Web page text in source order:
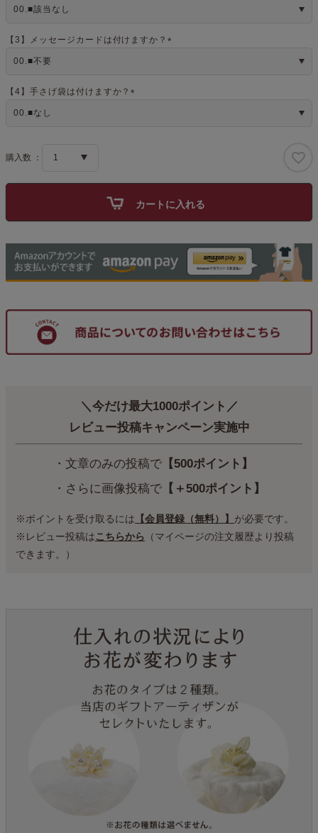
)
【3】メッセージカードは付けますか？
【4】手さげ袋は付けますか？
カートに入れる
＼今だけ最大1000ポイント／
レビュー投稿キャンペーン実施中
・文章のみの投稿で【500ポイント】
・さらに画像投稿で【＋500ポイント】
※ポイントを受け取るには 【会員登録（無料）】 が必要です。
※レビュー投稿はこちらから （マイページの注文履歴より投稿
できます。）